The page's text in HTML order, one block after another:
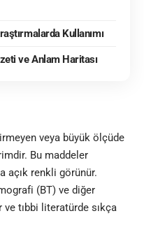
Kullanımı
ve Anlam Haritası
veya büyük ölçüde
Bu maddeler
açık renkli görünür.
(BT) ve diğer
tıbbi literatürde sıkça